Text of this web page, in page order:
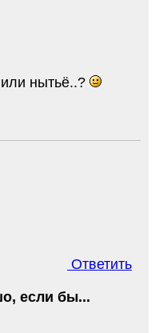
нытьё..?
Ответить
если бы...